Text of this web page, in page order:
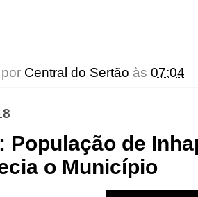
Central do Sertão às 07:04
População de
o Município